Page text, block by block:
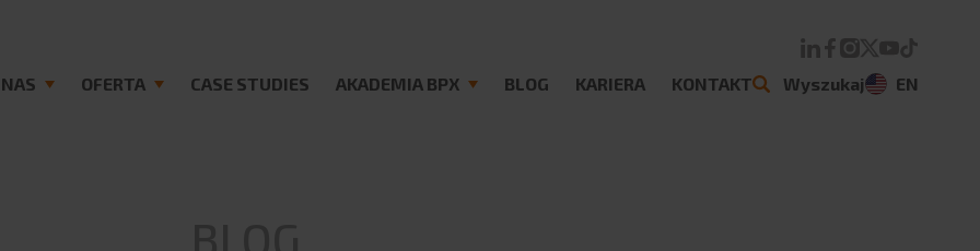
OFERTA CASE STUDIES AKADEMIA BPX BLOG KARIERA KONTAKT Wyszukaj
Szukaj:
EN